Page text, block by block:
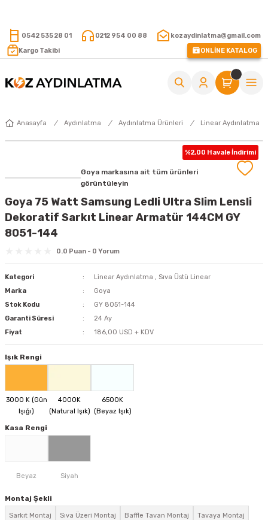
0542 535 28 01 0212 954 00 88
kozaydinlatma@gmail.com
Kargo Takibi
ONLİNE KATALOG
Anasayfa Aydınlatma Aydınlatma Ürünleri Linear Aydınlatma
%2,00 Havale İndirimi
Goya markasına ait tüm ürünleri
görüntüleyin
Goya 75 Watt Samsung Ledli Ultra Slim Lensli
Dekoratif Sarkıt Linear Armatür 144CM GY
8051-144
0.0 Puan - 0 Yorum
Kategori Linear Aydınlatma , Sıva Üstü Linear
Marka
Goya
Stok Kodu
GY 8051-144
Garanti Süresi
24 Ay
Fiyat
186,00 USD + KDV
Işık Rengi
Kasa Rengi
Montaj Şekli
Sarkıt Montaj Sıva Üzeri Montaj Baffle Tavan Montaj Tavaya Montaj